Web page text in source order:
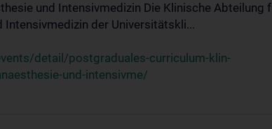
und Intensivmedizin Die Klinische Abteilung
Intensivmedizin der Universitätskli...
detail/postgraduales-curriculum-klin-
und-intensivme/